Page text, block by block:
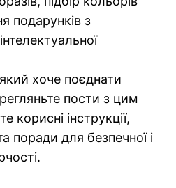
подарунків з
хоче поєднати
пости з цим
корисні інструкції,
поради для безпечної і